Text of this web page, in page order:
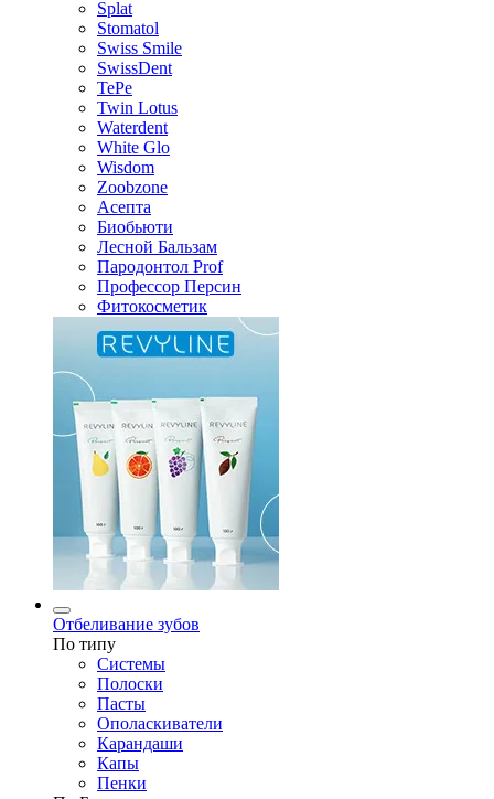
Splat
Stomatol
Swiss Smile
SwissDent
TePe
Twin Lotus
Waterdent
White Glo
Wisdom
Zoobzone
Асепта
Биобьюти
Лесной Бальзам
Пародонтол Prof
Профессор Персин
Фитокосметик
Отбеливание зубов
По типу
Системы
Полоски
Пасты
Ополаскиватели
Карандаши
Капы
Пенки